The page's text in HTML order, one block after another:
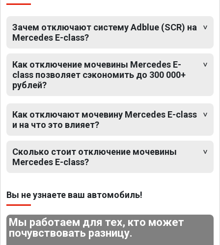
Зачем отключают систему Adblue (SCR) на
Mercedes E-class?
Как отключение мочевины Mercedes E-
class позволяет сэкономить до 300 000+
рублей?
Как отключают мочевину Mercedes E-class
и на что это влияет?
Сколько стоит отключение мочевины
Mercedes E-class?
Вы не узнаете ваш автомобиль!
Мы работаем для тех, кто может
почувствовать разницу.